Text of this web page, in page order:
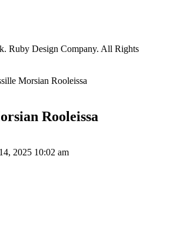
Ruby Design Company. All Rights
Morsian Rooleissa
Rooleissa
2025 10:02 am